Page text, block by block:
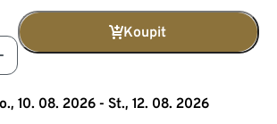
Koupit
10. 08. 2026 - St., 12. 08. 2026